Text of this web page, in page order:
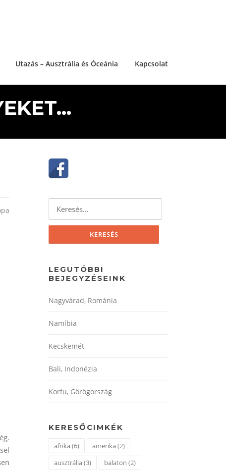
Utazás – Ausztrália és Óceánia Kapcsolat
Keresés:
LEGUTÓBBI
BEJEGYZÉSEINK
Nagyvárad, Románia
Namíbia
Kecskemét
Bali, Indonézia
Korfu, Görögország
KERESŐCIMKÉK
afrika(6) amerika(2)
ausztrália(3) balaton (2)